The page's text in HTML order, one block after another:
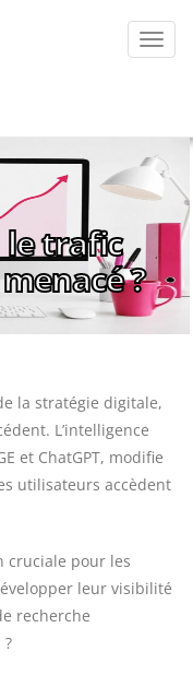
le trafic
?
la stratégie digitale,
L’intelligence
et ChatGPT, modifie
utilisateurs accèdent
cruciale pour les
leur visibilité
recherche